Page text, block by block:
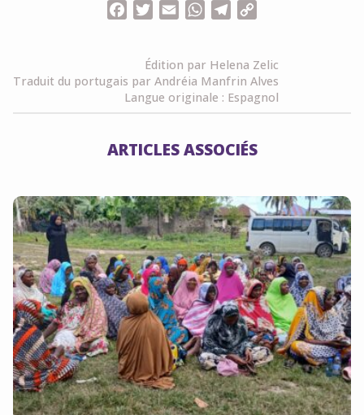
FacebookTwitterEmailWhatsApp
Telegram
Édition par Helena Zelic
Traduit du portugais par Andréia Manfrin Alves
Langue originale : Espagnol
ARTICLES ASSOCIÉS